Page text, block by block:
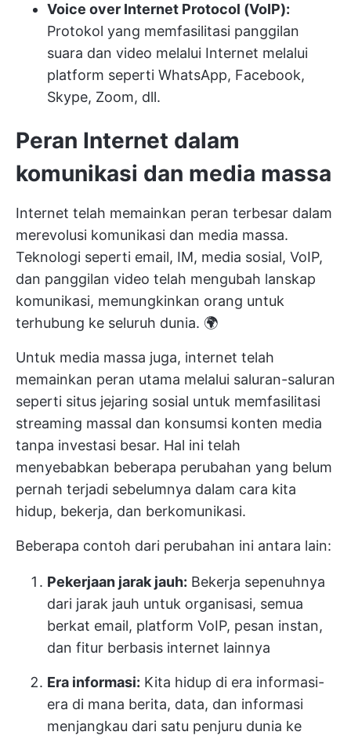
Voice over Internet Protocol (VoIP):
Protokol yang memfasilitasi panggilan
suara dan video melalui Internet melalui
platform seperti WhatsApp, Facebook,
Skype, Zoom, dll.
Peran Internet dalam
komunikasi dan media massa
Internet telah memainkan peran terbesar dalam
merevolusi komunikasi dan media massa.
Teknologi seperti email, IM, media sosial, VoIP,
dan panggilan video telah mengubah lanskap
komunikasi, memungkinkan orang untuk
terhubung ke seluruh dunia. 🌍
Untuk media massa juga, internet telah
memainkan peran utama melalui saluran-saluran
seperti situs jejaring sosial untuk memfasilitasi
streaming massal dan konsumsi konten media
tanpa investasi besar. Hal ini telah
menyebabkan beberapa perubahan yang belum
pernah terjadi sebelumnya dalam cara kita
hidup, bekerja, dan berkomunikasi.
Beberapa contoh dari perubahan ini antara lain:
Pekerjaan jarak jauh: Bekerja sepenuhnya
dari jarak jauh untuk organisasi, semua
berkat email, platform VoIP, pesan instan,
dan fitur berbasis internet lainnya
Era informasi: Kita hidup di era informasi-
era di mana berita, data, dan informasi
menjangkau dari satu penjuru dunia ke